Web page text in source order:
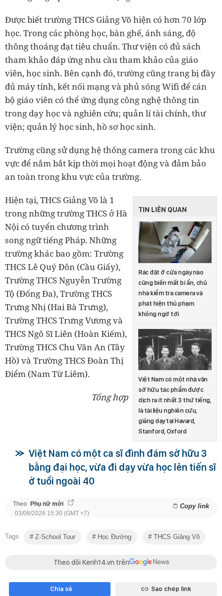
Được biết trường THCS Giảng Võ hiện có hơn 70 lớp
học. Trong các phòng học, bàn ghế, ánh sáng, độ
thông thoáng đạt tiêu chuẩn. Thư viện có đủ sách
tham khảo đáp ứng nhu cầu tham khảo của giáo
viên, học sinh. Bên cạnh đó, trường cũng trang bị đầy
đủ máy tính, kết nối mạng và phủ sóng Wifi để cán
bộ giáo viên có thể ứng dụng công nghệ thông tin
trong dạy học và nghiên cứu; quản lí tài chính, thư
viện; quản lý học sinh, hồ sơ học sinh.
Trường cũng sử dụng hệ thống camera trong các khu
vực để nắm bắt kịp thời mọi hoạt động và đảm bảo
an toàn trong khu vực của trường.
TIN LIÊN QUAN
Rác đặt ở cửa ngày nào
cũng biến mất bí ẩn, chủ
nhà kiểm tra camera và
phát hiện thủ phạm
không ngờ tới
Việt Nam có một nhà văn
sở hữu tác phẩm được
dịch ra ít nhất 3 thứ tiếng,
là tài liệu nghiên cứu,
giảng dạy tại Havard,
Stanford, Oxford
Hiện tại, THCS Giảng Võ là 1
trong những trường THCS ở Hà
Nội có tuyển chương trình
song ngữ tiếng Pháp. Những
trường khác bao gồm: Trường
THCS Lê Quý Đôn (Cầu Giấy),
Trường THCS Nguyễn Trường
Tộ (Đống Đa), Trường THCS
Trưng Nhị (Hai Bà Trưng),
Trường THCS Trưng Vương và
THCS Ngô Sĩ Liên (Hoàn Kiếm),
Trường THCS Chu Văn An (Tây
Hồ) và Trường THCS Đoàn Thị
Điểm (Nam Từ Liêm).
Tổng hợp
Việt Nam có một ca sĩ đình đám sở hữu 3
bằng đại học, vừa đi dạy vừa học lên tiến sĩ
ở tuổi ngoài 40
Theo Phụ nữ mới Copy link
03/06/2026 15:30 (GMT +7)
Tags Z-School Tour Học Đường THCS Giảng Võ
Theo dõi Kenh14.vn trên
Chia sẻ Sao chép link